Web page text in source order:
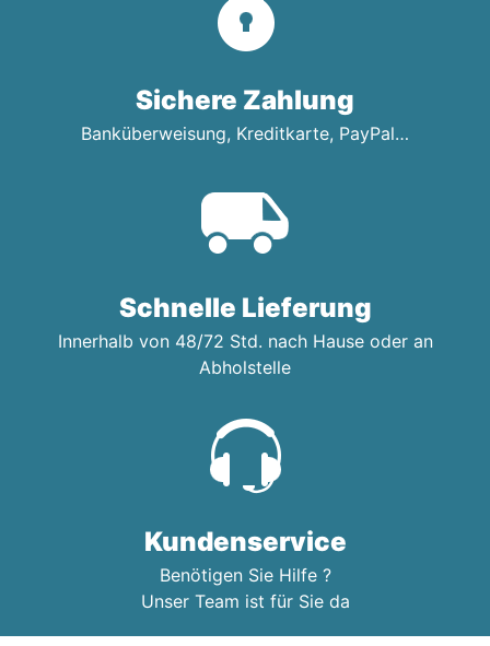
Sichere Zahlung
Banküberweisung, Kreditkarte, PayPal…
Schnelle Lieferung
Innerhalb von 48/72 Std. nach Hause oder an
Abholstelle
Kundenservice
Benötigen Sie Hilfe ?
Unser Team ist für Sie da